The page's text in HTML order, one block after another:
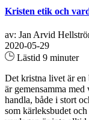
Kristen etik och
av: Jan Arvid
2020-05-29
Lästid 9 minuter
Det kristna livet är en
är gemensamma
handla, både i stort
som kärleksbudet